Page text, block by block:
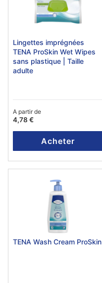
Lingettes imprégnées
TENA ProSkin Wet Wipes
sans plastique | Taille
adulte
A partir de
4,78 €
Acheter
TENA Wash Cream ProSkin